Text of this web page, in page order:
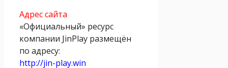
Адрес сайта
«Официальный» ресурс
компании JinPlay размещён
по адресу:
http://jin-play.win